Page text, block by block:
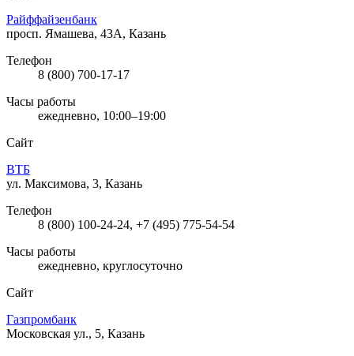
Райффайзенбанк
просп. Ямашева, 43А, Казань
Телефон
8 (800) 700-17-17
Часы работы
ежедневно, 10:00–19:00
Сайт
ВТБ
ул. Максимова, 3, Казань
Телефон
8 (800) 100-24-24, +7 (495) 775-54-54
Часы работы
ежедневно, круглосуточно
Сайт
Газпромбанк
Московская ул., 5, Казань